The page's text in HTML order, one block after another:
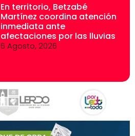
En territorio, Betzabé
Martínez coordina atención
inmediata ante
afectaciones por las lluvias
6 Agosto, 2026